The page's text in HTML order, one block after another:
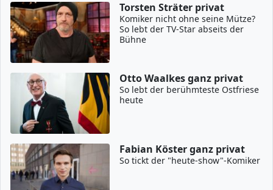
Torsten Sträter privat
Komiker nicht ohne seine Mütze?
So lebt der TV-Star abseits der
Bühne
Otto Waalkes ganz privat
So lebt der berühmteste Ostfriese
heute
Fabian Köster ganz privat
So tickt der "heute-show"-Komiker